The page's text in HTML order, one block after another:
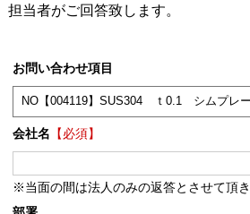
担当者がご回答致します。
お問い合わせ項目
会社名 【必須】
※当面の間は法人のみの返答とさせて頂き